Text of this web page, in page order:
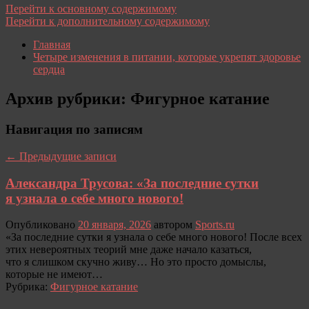
Перейти к основному содержимому
Перейти к дополнительному содержимому
Главная
Четыре изменения в питании, которые укрепят здоровье
сердца
Архив рубрики: Фигурное катание
Навигация по записям
← Предыдущие записи
Александра Трусова: «За последние сутки
я узнала о себе много нового!
Опубликовано 20 января, 2026 автором Sports.ru
«За последние сутки я узнала о себе много нового! После всех
этих невероятных теорий мне даже начало казаться,
что я слишком скучно живу… Но это просто домыслы,
которые не имеют…
Рубрика: Фигурное катание